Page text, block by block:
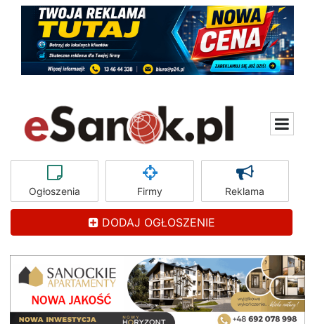
Ogłoszenia Firmy Reklama
DODAJ OGŁOSZENIE